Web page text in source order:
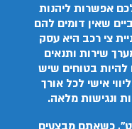
אפשרות ליהנות
שאין דומים להם
צי רכב היא עסק
שירות ותנאים
להיות בטוחים שיש
אישי לכל אורך
ונגישות מלאה.